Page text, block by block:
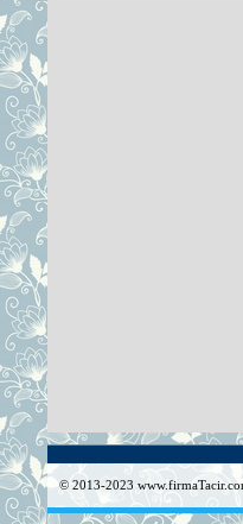
© 2013-2023